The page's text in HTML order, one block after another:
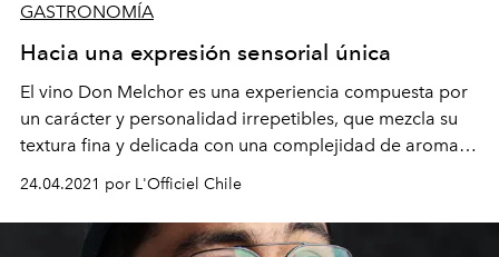
GASTRONOMÍA
Hacia una expresión sensorial única
El vino Don Melchor es una experiencia compuesta por
un carácter y personalidad irrepetibles, que mezcla su
textura fina y delicada con una complejidad de aromas
24.04.2021 por L'Officiel Chile